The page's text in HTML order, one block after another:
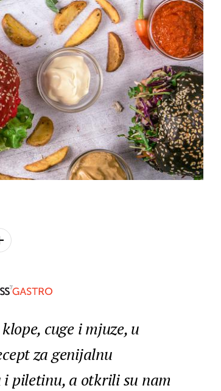
cuge i mjuze, u
za genijalnu
piletinu, a otkrili su nam